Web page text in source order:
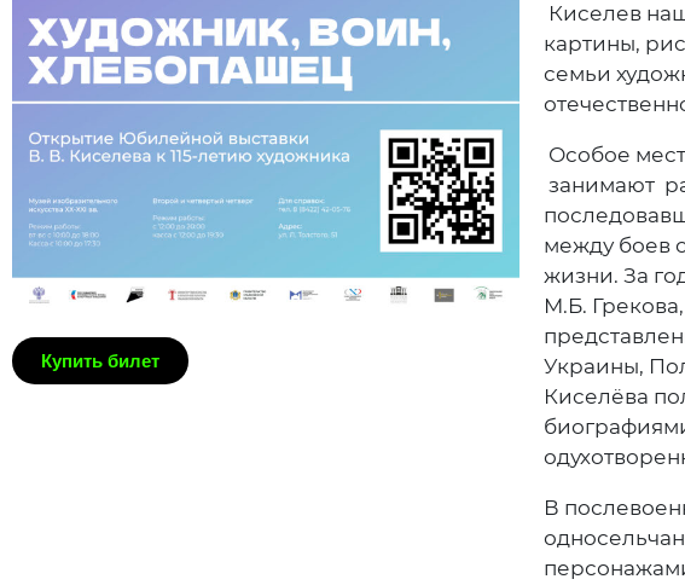
Купить билет
Киселев
картины,
семьи
Особое
занимают
между боев
жизни. За
М.Б.
Украины,
Киселёва
В